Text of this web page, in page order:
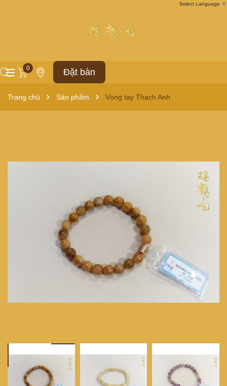
0 Đặt bàn
Select Language ▼
Trang chủ Sản phẩm Vòng tay Thạch Anh